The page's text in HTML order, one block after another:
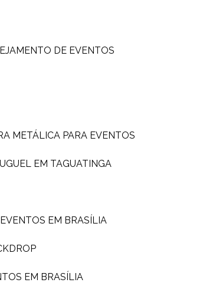
DE EVENTOS
METÁLICA PARA EVENTOS
EM TAGUATINGA
EVENTOS EM BRASÍLIA
EM BRASÍLIA